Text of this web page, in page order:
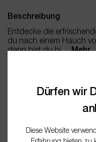
Beschreibung
Entdecke die
du nach einem Hauch
dann bist du hi…Mehr
Dokumentation
Dürfen wir
Diese Website